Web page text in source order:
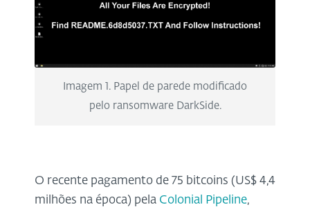
Imagem 1. Papel de parede modificado
pelo ransomware DarkSide.
O recente pagamento de 75 bitcoins (US$ 4,4
milhões na época) pela Colonial Pipeline,